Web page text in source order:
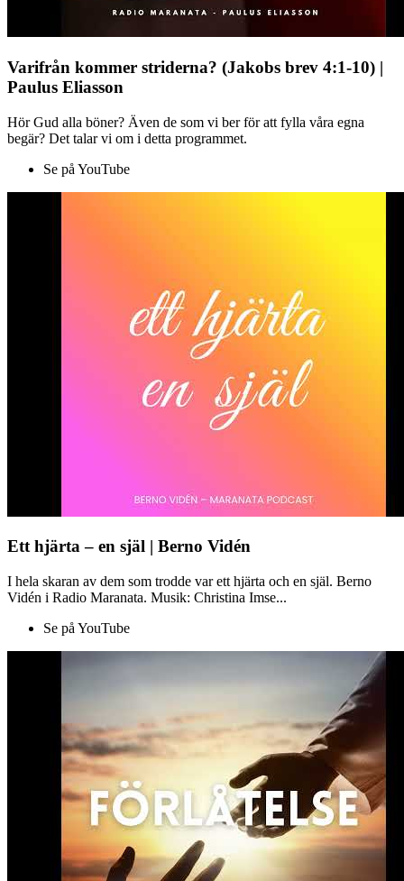
Varifrån kommer striderna? (Jakobs brev 4:1-10) |
Paulus Eliasson
Hör Gud alla böner? Även de som vi ber för att fylla våra egna
begär? Det talar vi om i detta programmet.
Se på YouTube
Ett hjärta – en själ | Berno Vidén
I hela skaran av dem som trodde var ett hjärta och en själ. Berno
Vidén i Radio Maranata. Musik: Christina Imse...
Se på YouTube